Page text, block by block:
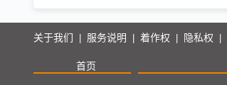
关于我们 服务说明 着作权 隐私权
首页